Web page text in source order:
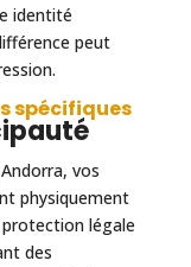
identité
peut
spécifiques
vos
physiquement
légale
des